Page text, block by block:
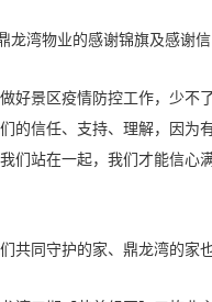
龙湾物业的感谢锦旗及感谢信
好景区疫情防控工作，少不
的信任、支持、理解，因为
们站在一起，我们才能信心
共同守护的家、鼎龙湾的家